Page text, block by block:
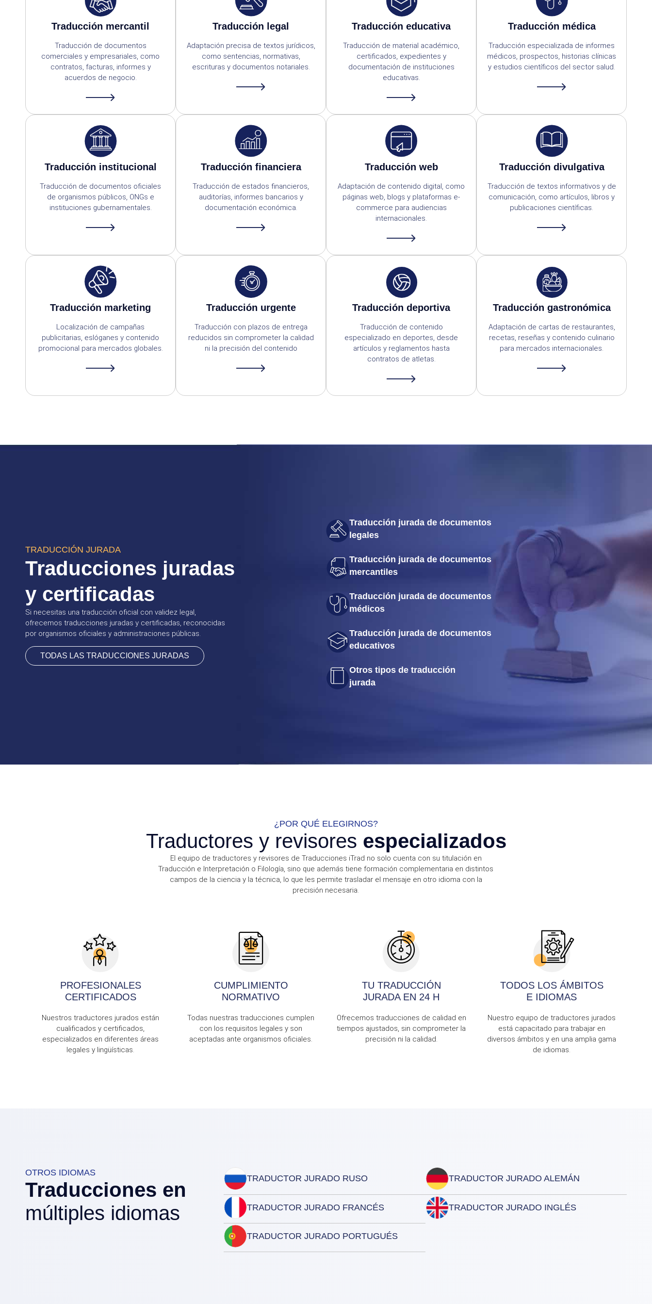
Traducción mercantil
Traducción de documentos
comerciales y empresariales, como
contratos, facturas, informes y
acuerdos de negocio.
Traducción legal
Adaptación precisa de textos jurídicos,
como sentencias, normativas,
escrituras y documentos notariales.
Traducción educativa
Traducción de material académico,
certificados, expedientes y
documentación de instituciones
educativas.
Traducción médica
Traducción especializada de informes
médicos, prospectos, historias clínicas
y estudios científicos del sector salud.
Traducción institucional
Traducción de documentos oficiales
de organismos públicos, ONGs e
instituciones gubernamentales.
Traducción financiera
Traducción de estados financieros,
auditorías, informes bancarios y
documentación económica.
Traducción web
Adaptación de contenido digital, como
páginas web, blogs y plataformas e-
commerce para audiencias
internacionales.
Traducción divulgativa
Traducción de textos informativos y de
comunicación, como artículos, libros y
publicaciones científicas.
Traducción marketing
Localización de campañas
publicitarias, eslóganes y contenido
promocional para mercados globales.
Traducción urgente
Traducción con plazos de entrega
reducidos sin comprometer la calidad
ni la precisión del contenido
Traducción deportiva
Traducción de contenido
especializado en deportes, desde
artículos y reglamentos hasta
contratos de atletas.
Traducción gastronómica
Adaptación de cartas de restaurantes,
recetas, reseñas y contenido culinario
para mercados internacionales.
TRADUCCIÓN JURADA
Traducciones juradas
y certificadas
Si necesitas una traducción oficial con validez legal,
ofrecemos traducciones juradas y certificadas, reconocidas
por organismos oficiales y administraciones públicas.
TODAS LAS TRADUCCIONES JURADAS
Traducción jurada de documentos
legales
Traducción jurada de documentos
mercantiles
Traducción jurada de documentos
médicos
Traducción jurada de documentos
educativos
Otros tipos de traducción
jurada
¿POR QUÉ ELEGIRNOS?
Traductores y revisores especializados
El equipo de traductores y revisores de Traducciones iTrad no solo cuenta con su titulación en
Traducción e Interpretación o Filología, sino que además tiene formación complementaria en distintos
campos de la ciencia y la técnica, lo que les permite trasladar el mensaje en otro idioma con la
precisión necesaria.
PROFESIONALES
CERTIFICADOS
Nuestros traductores jurados están
cualificados y certificados,
especializados en diferentes áreas
legales y lingüísticas.
CUMPLIMIENTO
NORMATIVO
Todas nuestras traducciones cumplen
con los requisitos legales y son
aceptadas ante organismos oficiales.
TU TRADUCCIÓN
JURADA EN 24 H
Ofrecemos traducciones de calidad en
tiempos ajustados, sin comprometer la
precisión ni la calidad.
TODOS LOS ÁMBITOS
E IDIOMAS
Nuestro equipo de traductores jurados
está capacitado para trabajar en
diversos ámbitos y en una amplia gama
de idiomas.
OTROS IDIOMAS
Traducciones en
múltiples idiomas
TRADUCTOR JURADO RUSO
TRADUCTOR JURADO FRANCÉS
TRADUCTOR JURADO PORTUGUÉS
TRADUCTOR JURADO ALEMÁN
TRADUCTOR JURADO INGLÉS